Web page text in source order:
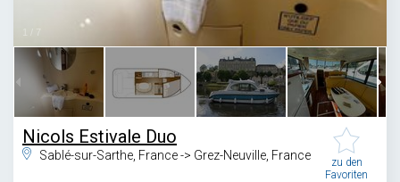
Nicols Estivale Duo
Sablé-sur-Sarthe, France -> Grez-Neuville, France
zu den
Favoriten